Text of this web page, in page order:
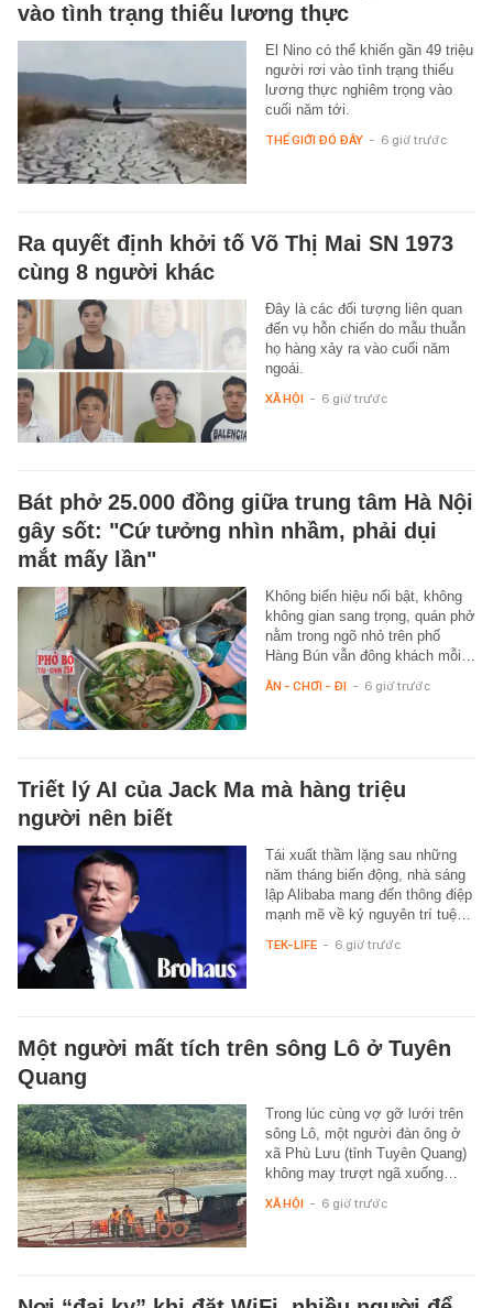
vào tình trạng thiếu lương thực
El Nino có thể khiến gần 49 triệu
người rơi vào tình trạng thiếu
lương thực nghiêm trọng vào
cuối năm tới.
THẾ GIỚI ĐÓ ĐÂY - 6 giờ trước
Ra quyết định khởi tố Võ Thị Mai SN 1973
cùng 8 người khác
Đây là các đối tượng liên quan
đến vụ hỗn chiến do mẫu thuẫn
họ hàng xảy ra vào cuối năm
ngoái.
XÃ HỘI - 6 giờ trước
Bát phở 25.000 đồng giữa trung tâm Hà Nội
gây sốt: "Cứ tưởng nhìn nhầm, phải dụi
mắt mấy lần"
Không biển hiệu nổi bật, không
không gian sang trọng, quán phở
nằm trong ngõ nhỏ trên phố
Hàng Bún vẫn đông khách mỗi…
ĂN - CHƠI - ĐI - 6 giờ trước
Triết lý AI của Jack Ma mà hàng triệu
người nên biết
Tái xuất thầm lặng sau những
năm tháng biến động, nhà sáng
lập Alibaba mang đến thông điệp
mạnh mẽ về kỷ nguyên trí tuệ…
TEK-LIFE - 6 giờ trước
Một người mất tích trên sông Lô ở Tuyên
Quang
Trong lúc cùng vợ gỡ lưới trên
sông Lô, một người đàn ông ở
xã Phù Lưu (tỉnh Tuyên Quang)
không may trượt ngã xuống…
XÃ HỘI - 6 giờ trước